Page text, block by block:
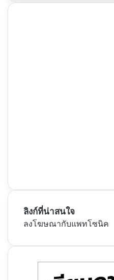
ลิงก์ที่น่าสนใจ
ลงโฆษณากับแพทโซนิค